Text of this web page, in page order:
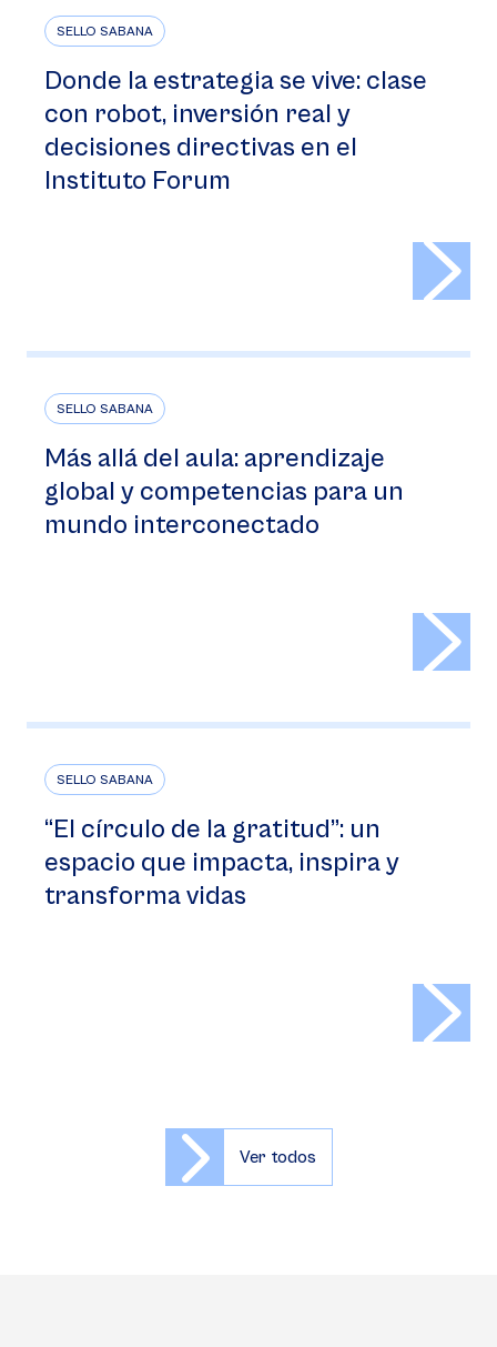
SELLO SABANA
Donde la estrategia se vive: clase
con robot, inversión real y
decisiones directivas en el
Instituto Forum
SELLO SABANA
Más allá del aula: aprendizaje
global y competencias para un
mundo interconectado
SELLO SABANA
“El círculo de la gratitud”: un
espacio que impacta, inspira y
transforma vidas
Ver todos